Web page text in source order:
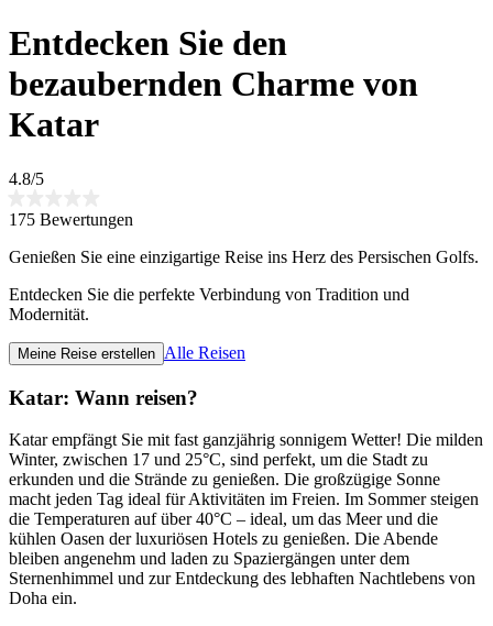
Entdecken Sie den
bezaubernden Charme von
Katar
4.8/5
175 Bewertungen
Genießen Sie eine einzigartige Reise ins Herz des Persischen Golfs.
Entdecken Sie die perfekte Verbindung von Tradition und
Modernität.
Meine Reise erstellen Alle Reisen
Katar: Wann reisen?
Katar empfängt Sie mit fast ganzjährig sonnigem Wetter! Die milden
Winter, zwischen 17 und 25°C, sind perfekt, um die Stadt zu
erkunden und die Strände zu genießen. Die großzügige Sonne
macht jeden Tag ideal für Aktivitäten im Freien. Im Sommer steigen
die Temperaturen auf über 40°C – ideal, um das Meer und die
kühlen Oasen der luxuriösen Hotels zu genießen. Die Abende
bleiben angenehm und laden zu Spaziergängen unter dem
Sternenhimmel und zur Entdeckung des lebhaften Nachtlebens von
Doha ein.